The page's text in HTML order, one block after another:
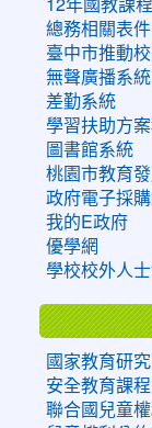
12年國教課
總務相關表件
臺中市推動
無聲廣播系統
差勤系統
學習扶助方
圖書館系統
桃園市教育
政府電子採購
我的E政府
優學網
學校校外人
國家教育研
安全教育課
聯合國兒童